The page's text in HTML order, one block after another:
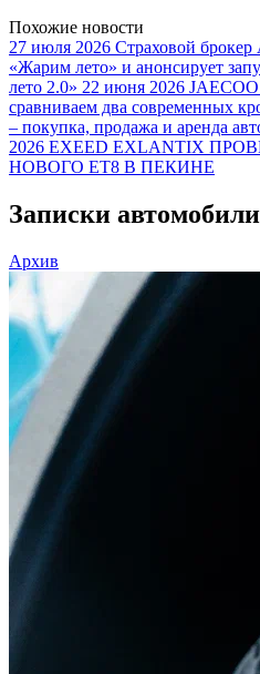
Похожие новости
27 июля 2026 Страховой брокер
«Жарим лето» и анонсирует
лето 2.0» 22 июня 2026
сравниваем два современных
– покупка, продажа и аренда
2026 EXEED EXLANTIX
НОВОГО ET8 В ПЕКИНЕ
Записки
Архив